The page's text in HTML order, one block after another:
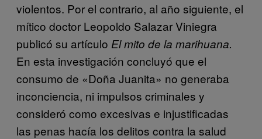
violentos. Por el contrario, al año siguiente, el
mítico doctor Leopoldo Salazar Viniegra
publicó su artículo El mito de la marihuana.
En esta investigación concluyó que el
consumo de «Doña Juanita» no generaba
inconciencia, ni impulsos criminales y
consideró como excesivas e injustificadas
las penas hacía los delitos contra la salud